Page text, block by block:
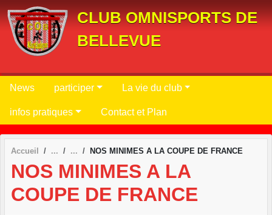
CLUB OMNISPORTS DE
BELLEVUE
News participer La vie du club
infos pratiques Contact et Plan
Accueil NOS MINIMES A LA COUPE DE FRANCE
NOS MINIMES A LA
COUPE DE FRANCE
Panneau de gestion des cookies